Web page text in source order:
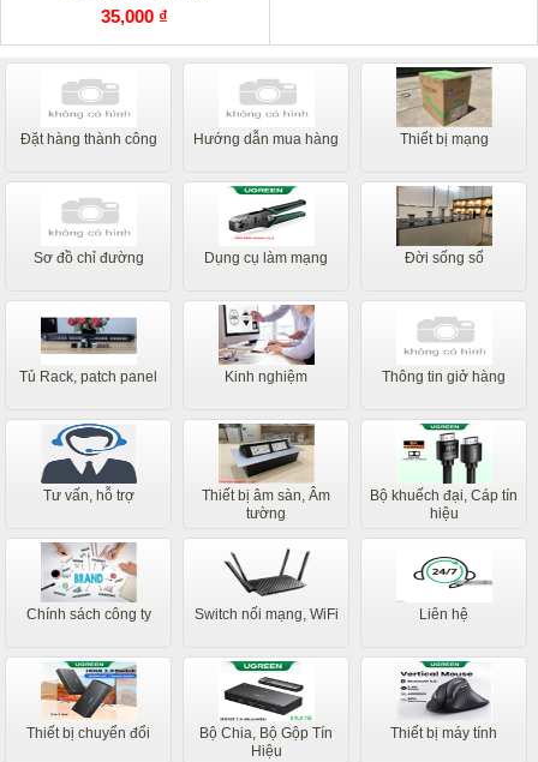
35,000 ₫
Đặt hàng thành công Hướng dẫn mua hàng Thiết bị mạng
Sơ đồ chỉ đường Dụng cụ làm mạng Đời sống số
Tủ Rack, patch panel Kinh nghiệm Thông tin giở hàng
Tư vấn, hỗ trợ
Thiết bị âm sàn, Âm
tường
Bộ khuếch đại, Cáp tín
hiệu
Chính sách công ty Switch nối mạng, WiFi Liên hệ
Thiết bị chuyển đổi
Bộ Chia, Bộ Gộp Tín
Hiệu
Thiết bị máy tính